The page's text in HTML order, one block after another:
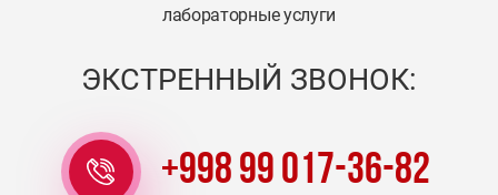
лабораторные услуги
ЭКСТРЕННЫЙ ЗВОНОК:
+998 99 017-36-82